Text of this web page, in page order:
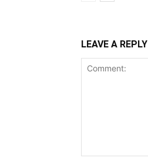
LEAVE A REPLY